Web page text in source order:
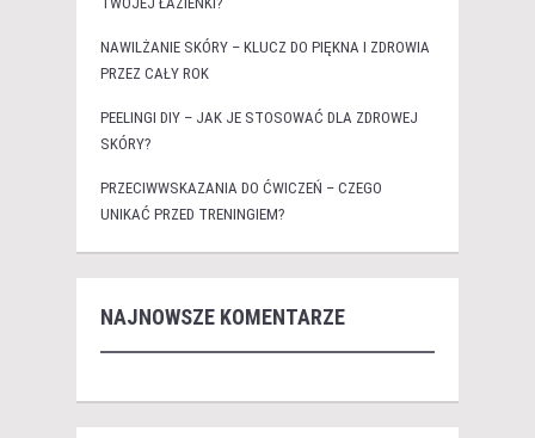
NAWILŻANIE SKÓRY – KLUCZ DO PIĘKNA I ZDROWIA
PRZEZ CAŁY ROK
PEELINGI DIY – JAK JE STOSOWAĆ DLA ZDROWEJ
SKÓRY?
PRZECIWWSKAZANIA DO ĆWICZEŃ – CZEGO
UNIKAĆ PRZED TRENINGIEM?
NAJNOWSZE KOMENTARZE